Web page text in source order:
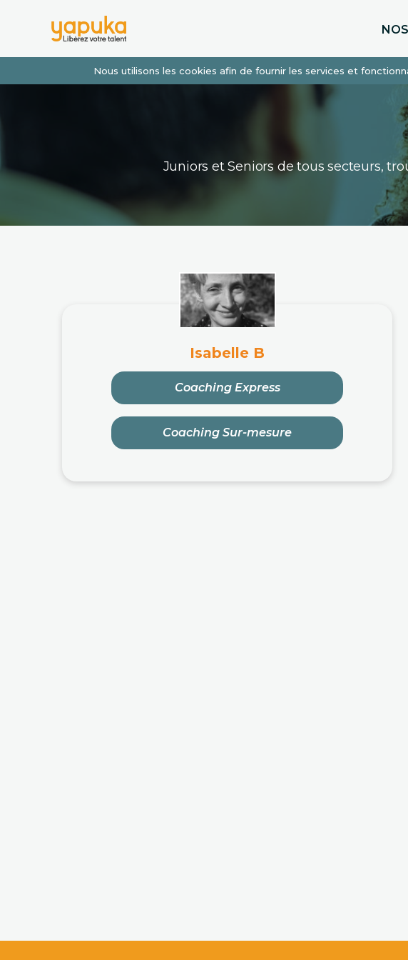
Nous utilisons les cookies afin de fournir les services et
Juniors et Seniors de tous secteurs,
Isabelle B
Coaching Express
Coaching Sur-mesure